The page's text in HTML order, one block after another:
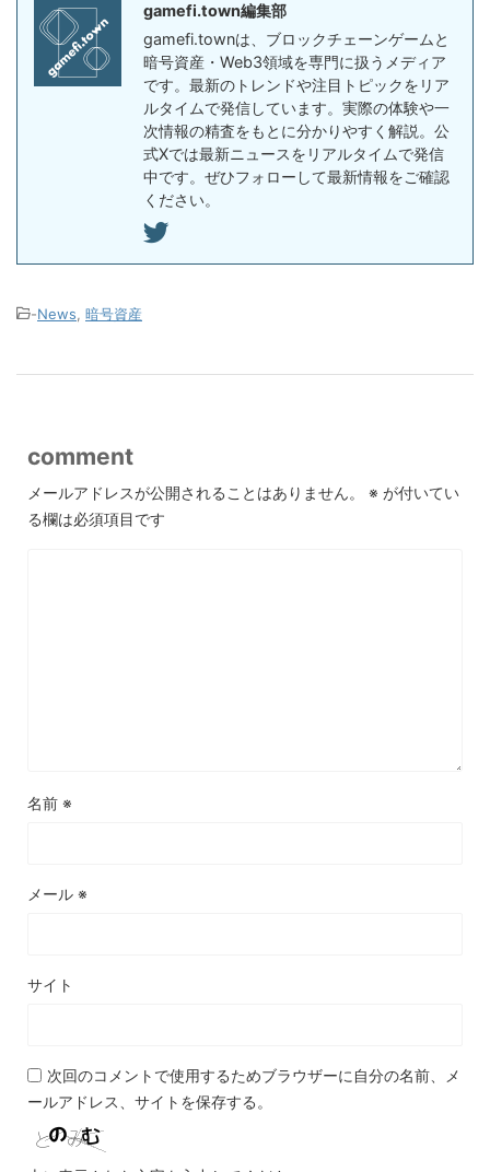
gamefi.town編集部
gamefi.townは、ブロックチェーンゲームと
暗号資産・Web3領域を専門に扱うメディア
です。最新のトレンドや注目トピックをリア
ルタイムで発信しています。実際の体験や一
次情報の精査をもとに分かりやすく解説。公
式Xでは最新ニュースをリアルタイムで発信
中です。ぜひフォローして最新情報をご確認
ください。
-News, 暗号資産
comment
メールアドレスが公開されることはありません。 ※ が付いてい
る欄は必須項目です
名前 ※
メール ※
サイト
次回のコメントで使用するためブラウザーに自分の名前、メ
ールアドレス、サイトを保存する。